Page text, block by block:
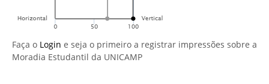
Faça o Login e seja o primeiro a registrar impressões sobre a
Moradia Estudantil da UNICAMP